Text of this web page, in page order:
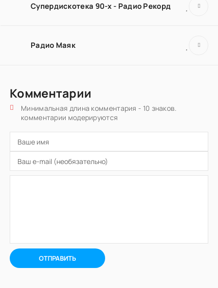
Супердискотека 90-х - Радио Рекорд
Радио Маяк
Комментарии
Минимальная длина комментария - 10 знаков.
комментарии модерируются
ОТПРАВИТЬ